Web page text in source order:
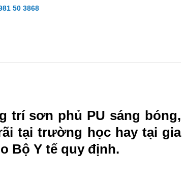
50 3868
trí sơn phủ PU sáng bóng,
tại trường học hay tại gia
Bộ Y tế quy định.